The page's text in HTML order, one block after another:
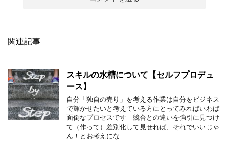
関連記事
スキルの水槽について【セルフプロデュ
ース】
自分「独自の売り」を考える作業は自分をビジネス
で輝かせたいと考えている方にとってみればいわば
面倒なプロセスです 競合との違いを強引に見つけ
て（作って）差別化して見せれば、それでいいじゃ
ん！とお考えにな …